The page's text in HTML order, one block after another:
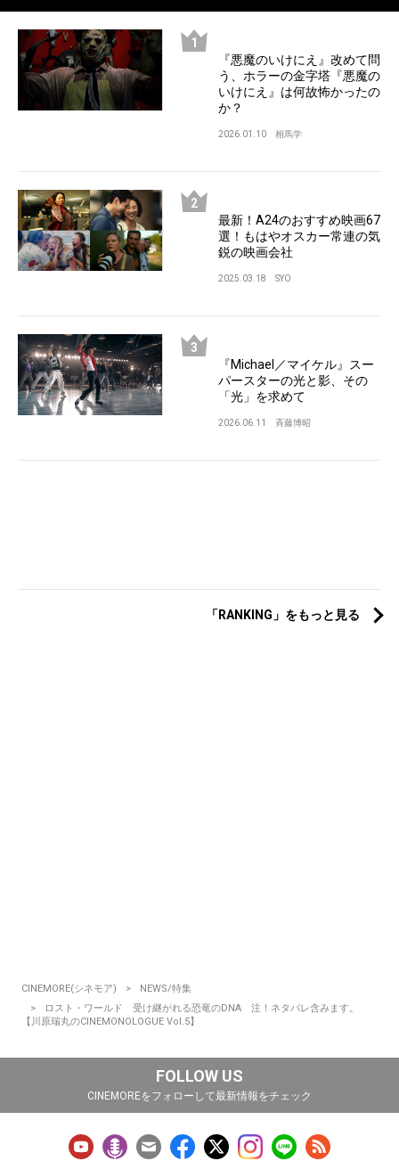
『悪魔のいけにえ』改めて問
う、ホラーの金字塔『悪魔の
いけにえ』は何故怖かったの
か？
2026.01.10 相馬学
最新！A24のおすすめ映画67
選！もはやオスカー常連の気
鋭の映画会社
2025.03.18 SYO
『Michael／マイケル』スー
パースターの光と影、その
「光」を求めて
2026.06.11 斉藤博昭
「RANKING」をもっと見る
CINEMORE(シネモア)
NEWS/特集
ロスト・ワールド 受け継がれる恐竜のDNA 注！ネタバレ含みます。
【川原瑞丸のCINEMONOLOGUE Vol.5】
FOLLOW US
CINEMOREをフォローして最新情報をチェック